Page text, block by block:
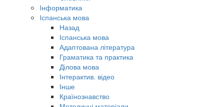
Інформатика
Іспанська мова
Назад
Іспанська мова
Адаптована література
Граматика та практика
Ділова мова
Інтерактив. відео
Інше
Країнознавство